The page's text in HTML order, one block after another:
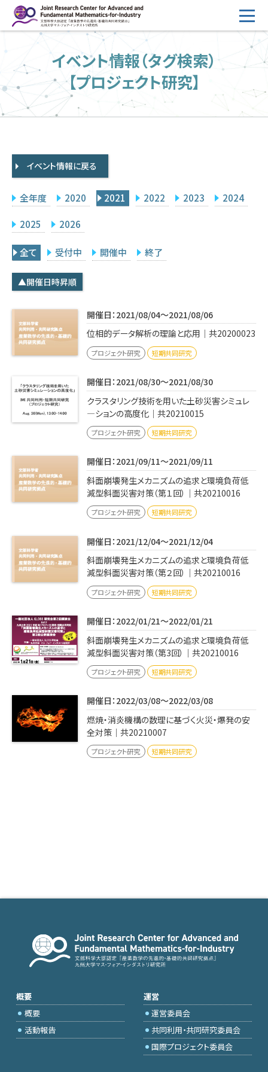
ン
へ
ス
キ
HOME
概要
運営
2026年度公募
採択研究・報告書一覧
イベント情報
研究代表者専用 委員専用
学内専用
Q&A
アクセス・お問合せ
メルマガ
IMI本サイトへ
イベント情報（タグ検索）
【プロジェクト研究】
イベント情報に戻る
全年度 2020 2021 2022 2023 2024
2025 2026
全て 受付中 開催中 終了
▲開催日時昇順
開催日：2021/08/04～2021/08/06
位相的データ解析の理論と応用｜共20200023
プロジェクト研究 短期共同研究
開催日：2021/08/30～2021/08/30
クラスタリング技術を用いた土砂災害シミュレ
―ションの高度化｜共20210015
プロジェクト研究 短期共同研究
開催日：2021/09/11～2021/09/11
斜面崩壊発生メカニズムの追求と環境負荷低
減型斜面災害対策（第１回）｜共20210016
プロジェクト研究 短期共同研究
開催日：2021/12/04～2021/12/04
斜面崩壊発生メカニズムの追求と環境負荷低
減型斜面災害対策（第２回）｜共20210016
プロジェクト研究 短期共同研究
開催日：2022/01/21～2022/01/21
斜面崩壊発生メカニズムの追求と環境負荷低
減型斜面災害対策（第3回）｜共20210016
プロジェクト研究 短期共同研究
開催日：2022/03/08～2022/03/08
燃焼・消炎機構の数理に基づく火災・爆発の安
全対策｜共20210007
プロジェクト研究 短期共同研究
概要
概要
活動報告
運営
運営委員会
共同利用・共同研究委員会
国際プロジェクト委員会